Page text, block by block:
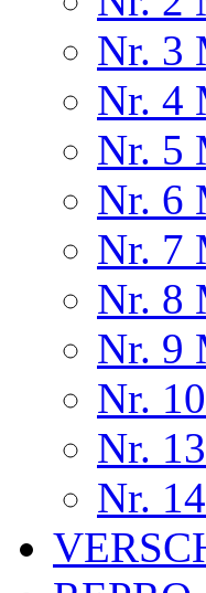
Nr. 3
Nr. 4
Nr. 5
Nr. 6
Nr. 7
Nr. 8
Nr. 9
Nr.
Nr.
Nr.